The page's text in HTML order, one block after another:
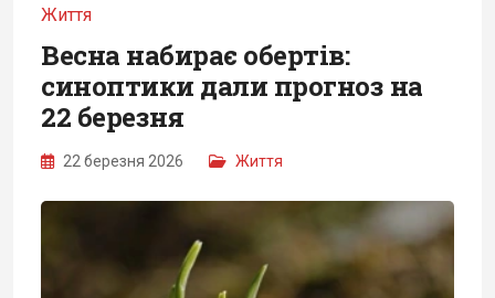
Життя
Весна набирає обертів:
синоптики дали прогноз на
22 березня
22 березня 2026 Життя